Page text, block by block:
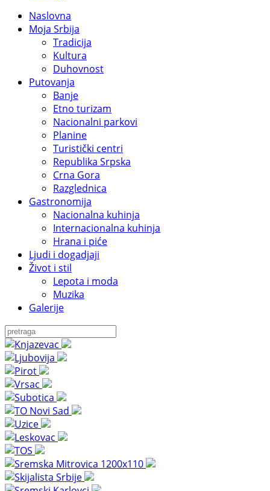
Naslovna
Moja Srbija
Tradicija
Kultura
Duhovnost
Putovanja
Banje
Etno turizam
Nacionalni parkovi
Planine
Turistički centri
Republika Srpska
Crna Gora
Razglednica
Gastronomija
Nacionalna kuhinja
Internacionalna kuhinja
Hrana i piće
Ljudi i dogadjaji
Život i stil
Lepota i moda
Muzika
Galerije